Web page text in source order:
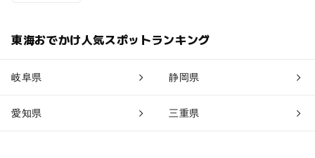
東海おでかけ人気スポットランキング
岐阜県 静岡県
愛知県 三重県